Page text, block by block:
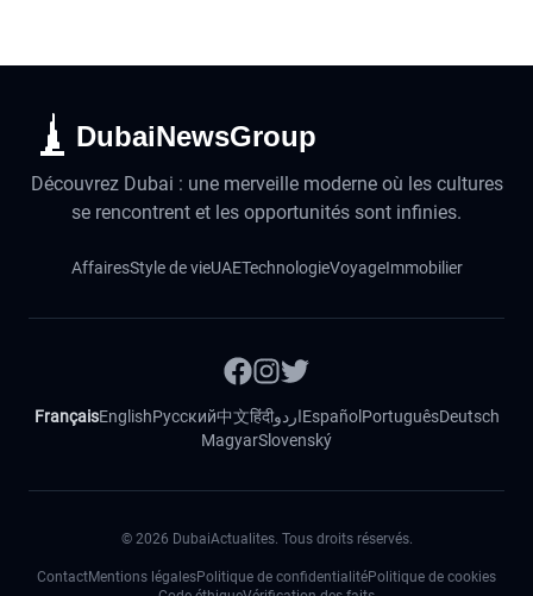
DubaiNewsGroup
Découvrez Dubai : une merveille moderne où les cultures
se rencontrent et les opportunités sont infinies.
AffairesStyle de vieUAETechnologieVoyageImmobilier
FrançaisEnglishРусский中文हिंदीاردوEspañol PortuguêsDeutsch
MagyarSlovenský
© 2026 DubaiActualites. Tous droits réservés.
ContactMentions légalesPolitique de confidentialitéPolitique de cookies